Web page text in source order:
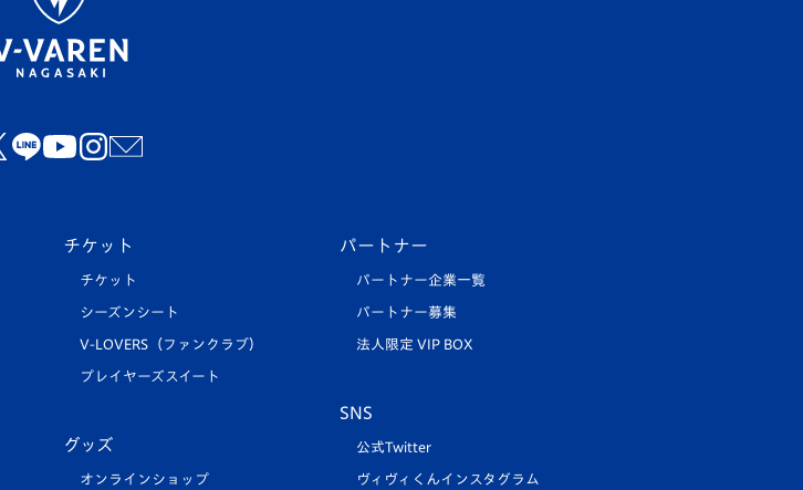
チケット
チケット
シーズンシート
V-LOVERS（ファンクラブ）
プレイヤーズスイート
グッズ
オンラインショップ
パートナー
パートナー企業一覧
パートナー募集
法人限定 VIP BOX
SNS
公式Twitter
ヴィヴィくんインスタグラム